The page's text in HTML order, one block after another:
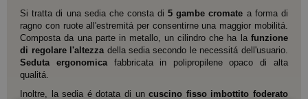
Si tratta di una sedia che consta di5 gambe cromate a forma di
ragno con ruote all'estremitá per consentirne una maggior mobilitá.
Composta da una parte in metallo, un cilindro che ha la funzione
di regolare l'altezza della sedia secondo le necessitá dell'usuario.
Seduta ergonomicafabbricata in polipropilene opaco di alta
qualitá.
Inoltre, la sedia é dotata di uncuscino fisso imbottito foderato